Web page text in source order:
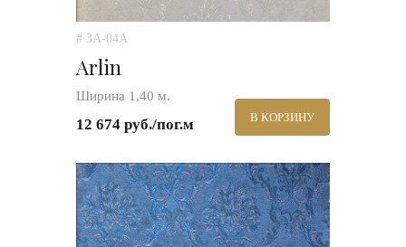
# 3A-04A
Arlin
Ширина 1,40 м.
12 674 руб./пог.м В КОРЗИНУ